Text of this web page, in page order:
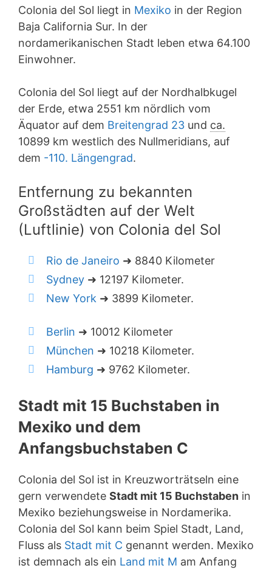
Colonia del Sol liegt in Mexiko in der Region
Baja California Sur. In der
nordamerikanischen Stadt leben etwa 64.100
Einwohner.
Colonia del Sol liegt auf der Nordhalbkugel
der Erde, etwa 2551 km nördlich vom
Äquator auf dem Breitengrad 23 und ca.
10899 km westlich des Nullmeridians, auf
dem -110. Längengrad.
Entfernung zu bekannten
Großstädten auf der Welt
(Luftlinie) von Colonia del Sol
Rio de Janeiro ➜ 8840 Kilometer
Sydney ➜ 12197 Kilometer.
New York ➜ 3899 Kilometer.
Berlin ➜ 10012 Kilometer
München ➜ 10218 Kilometer.
Hamburg ➜ 9762 Kilometer.
Stadt mit 15 Buchstaben in
Mexiko und dem
Anfangsbuchstaben C
Colonia del Sol ist in Kreuzworträtseln eine
gern verwendete Stadt mit 15 Buchstaben in
Mexiko beziehungsweise in Nordamerika.
Colonia del Sol kann beim Spiel Stadt, Land,
Fluss als Stadt mit C genannt werden. Mexiko
ist demnach als ein Land mit M am Anfang